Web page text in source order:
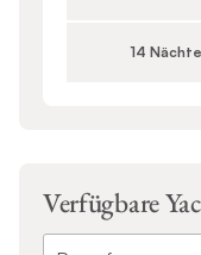
14 Nächte
Verfügbare